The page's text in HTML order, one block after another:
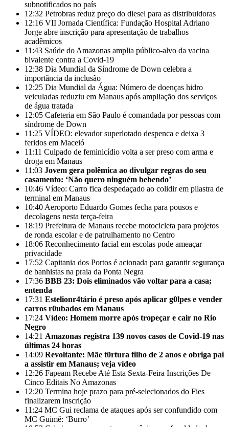
subnotificados no país
12:32 Petrobras reduz preço do diesel para as distribuidoras
12:16 VII Jornada Científica: Fundação Hospital Adriano
Jorge abre inscrição para apresentação de trabalhos
acadêmicos
11:43 Saúde do Amazonas amplia público-alvo da vacina
bivalente contra a Covid-19
12:38 Dia Mundial da Síndrome de Down celebra a
importância da inclusão
12:25 Dia Mundial da Água: Número de doenças hidro
veiculadas reduziu em Manaus após ampliação dos serviços
de água tratada
12:05 Cafeteria em São Paulo é comandada por pessoas com
síndrome de Down
11:25 VÍDEO: elevador superlotado despenca e deixa 3
feridos em Maceió
11:11 Culpado de feminicídio volta a ser preso com arma e
droga em Manaus
11:03 Jovem gera polêmica ao divulgar regras do seu
casamento: ‘Não quero ninguém bebendo’
10:46 Vídeo: Carro fica despedaçado ao colidir em pilastra de
terminal em Manaus
10:40 Aeroporto Eduardo Gomes fecha para pousos e
decolagens nesta terça-feira
18:19 Prefeitura de Manaus recebe motocicleta para projetos
de ronda escolar e de patrulhamento no Centro
18:06 Reconhecimento facial em escolas pode ameaçar
privacidade
17:52 Capitania dos Portos é acionada para garantir segurança
de banhistas na praia da Ponta Negra
17:36 BBB 23: Dois eliminados vão voltar para a casa;
entenda
17:31 Estelionr4tário é preso após aplicar g0lpes e vender
carros r0ubados em Manaus
17:24 Vídeo: Homem morre após tropeçar e cair no Rio
Negro
14:21 Amazonas registra 139 novos casos de Covid-19 nas
últimas 24 horas
14:09 Revoltante: Mãe t0rtura filho de 2 anos e obriga pai
a assistir em Manaus; veja vídeo
12:26 Fapeam Recebe Até Esta Sexta-Feira Inscrições De
Cinco Editais No Amazonas
12:20 Termina hoje prazo para pré-selecionados do Fies
finalizarem inscrição
11:24 MC Gui reclama de ataques após ser confundido com
MC Guimê: ‘Burro’